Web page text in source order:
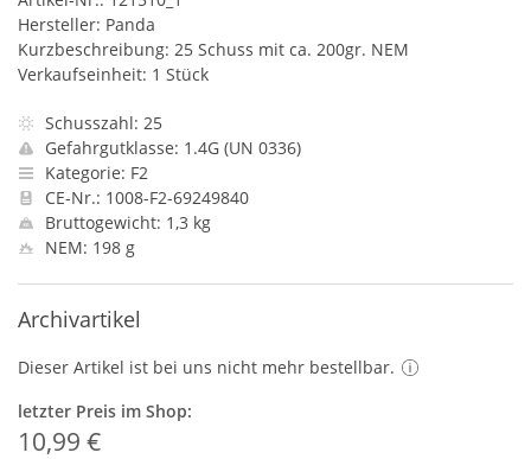
Hersteller: Panda
Kurzbeschreibung: 25 Schuss mit ca. 200gr. NEM
Verkaufseinheit: 1 Stück
Schusszahl: 25
Gefahrgutklasse: 1.4G (UN 0336)
Kategorie: F2
CE-Nr.: 1008-F2-69249840
Bruttogewicht: 1,3 kg
NEM: 198 g
Archivartikel
Dieser Artikel ist bei uns nicht mehr bestellbar.
letzter Preis im Shop:
10,99 €